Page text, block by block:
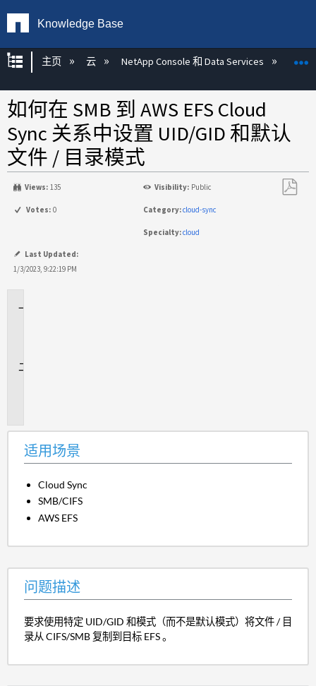
Knowledge Base
扩展/隐缩全局层次
主页 云 NetApp Console 和 Data Services
如何在 SMB 到 AWS EFS Cloud
Sync 关系中设置 UID/GID 和默认
文件 / 目录模式
Views: 135 Visibility: Public
Votes: 0 Category:cloud-sync
Specialty:cloud
Last Updated:
1/3/2023, 9:22:19 PM
适用场景
Cloud Sync
SMB/CIFS
AWS EFS
问题描述
要求使用特定 UID/GID 和模式（而不是默认模式）将文件 / 目
录从 CIFS/SMB 复制到目标 EFS 。